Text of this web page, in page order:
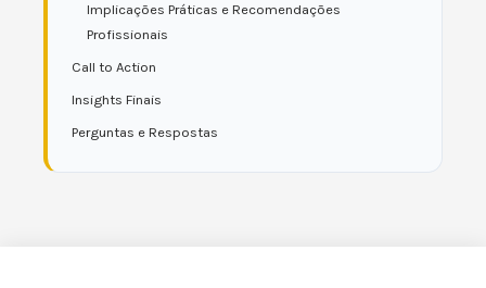
Implicações Práticas e Recomendações
Profissionais
Call to Action
Insights Finais
Perguntas e Respostas